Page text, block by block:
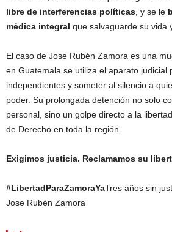
libre de interferencias políticas , y se le
médica integral que salvaguarde su vida
El caso de Jose Rubén Zamora es una
en Guatemala se utiliza el aparato judicial
independientes y someter al silencio a
poder. Su prolongada detención no solo
personal, sino un golpe directo a la
de Derecho en toda la región.
Exigimos justicia. Reclamamos su
#LibertadParaZamoraYaTres años sin
Jose Rubén Zamora